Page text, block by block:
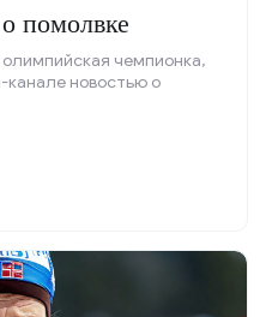
помолвке
чемпионка,
канале новостью о